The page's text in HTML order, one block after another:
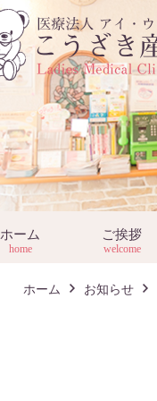
ホーム
home
ご挨拶
welcome
ホーム お知らせ